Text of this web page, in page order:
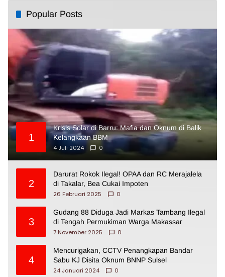
Popular Posts
1
Krisis Solar di Barru: Mafia dan Oknum di Balik
Kelangkaan BBM
4 Juli 2024
0
2
Darurat Rokok Ilegal! OPAA dan RC Merajalela
di Takalar, Bea Cukai Impoten
26 Februari 2025
0
3
Gudang 88 Diduga Jadi Markas Tambang Ilegal
di Tengah Permukiman Warga Makassar
7 November 2025
0
4
Mencurigakan, CCTV Penangkapan Bandar
Sabu KJ Disita Oknum BNNP Sulsel
24 Januari 2024
0